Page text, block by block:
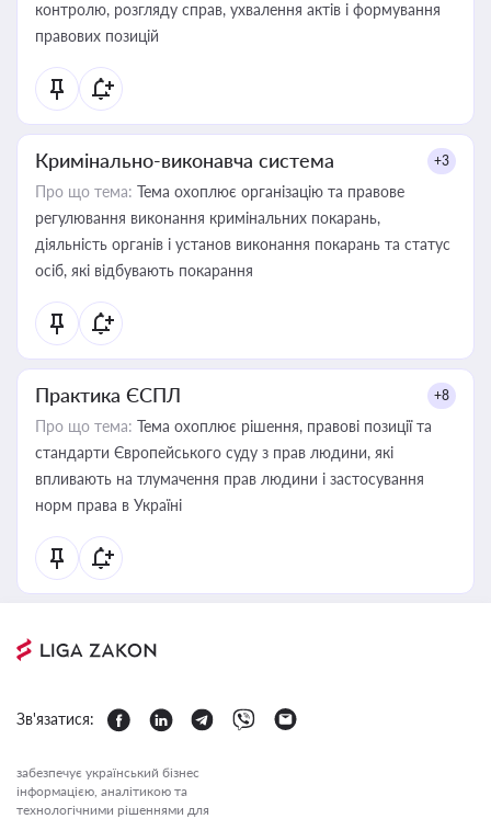
контролю, розгляду справ, ухвалення актів і формування
правових позицій
Кримінально-виконавча система +3
Про що тема: Тема охоплює організацію та правове
регулювання виконання кримінальних покарань,
діяльність органів і установ виконання покарань та статус
осіб, які відбувають покарання
Практика ЄСПЛ +8
Про що тема: Тема охоплює рішення, правові позиції та
стандарти Європейського суду з прав людини, які
впливають на тлумачення прав людини і застосування
норм права в Україні
Зв'язатися:
забезпечує український бізнес
інформацією, аналітикою та
технологічними рішеннями для